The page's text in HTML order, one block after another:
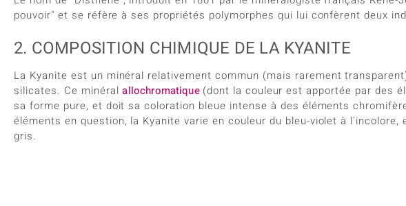
pouvoir" et se réfère à ses propriétés polymorphes qui lui confèrent deux
2. COMPOSITION CHIMIQUE DE LA KYANITE
La Kyanite est un minéral relativement commun (mais rarement
silicates. Ce minéralallochromatique (dont la couleur est apportée par des
sa forme pure, et doit sa coloration bleue intense à des éléments
éléments en question, la Kyanite varie en couleur du bleu-violet à
gris.